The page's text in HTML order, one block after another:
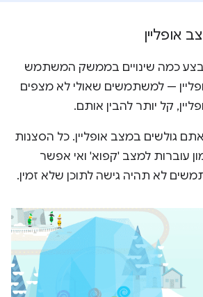
אופליין
כמה שינויים בממשק המשתמש
— למשתמשים שאולי לא מצפים
קל יותר להבין אותם.
גולשים במצב אופליין. כל הסצנות
עוברות למצב 'קפוא' ואי אפשר
לא תהיה גישה לתוכן שלא זמין.